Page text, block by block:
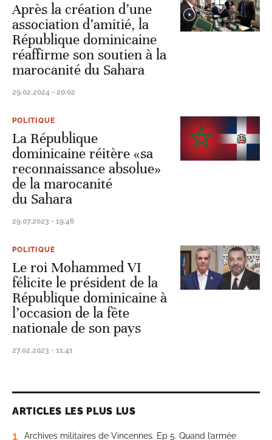
Après la création d’une
association d’amitié, la
République dominicaine
réaffirme son soutien à la
marocanité du Sahara
29.02.2024 - 20:02
POLITIQUE
La République
dominicaine réitère «sa
reconnaissance absolue»
de la marocanité
du Sahara
29.07.2023 - 19:46
POLITIQUE
Le roi Mohammed VI
félicite le président de la
République dominicaine à
l’occasion de la fête
nationale de son pays
27.02.2023 - 11:41
ARTICLES LES PLUS LUS
1 Archives militaires de Vincennes. Ep 5. Quand l’armée